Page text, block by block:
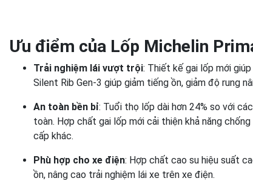
Ưu điểm của Lốp Michelin
Trải nghiệm lái vượt trội: Thiết kế gai lốp mới
Silent Rib Gen-3 giúp giảm tiếng ồn, giảm độ rung
An toàn bền bỉ: Tuổi thọ lốp dài hơn 24% so với
toàn. Hợp chất gai lốp mới cải thiện khả năng
cấp khác.
Phù hợp cho xe điện: Hợp chất cao su hiệu suất
ồn, nâng cao trải nghiệm lái xe trên xe điện.